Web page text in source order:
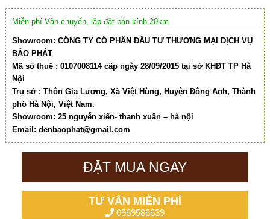
Miễn phí Vận chuyển, lắp đặt bán kính 20km
Showroom: CÔNG TY CỔ PHẦN ĐẦU TƯ THƯƠNG MẠI DỊCH VỤ
BẢO PHÁT
Mã số thuế : 0107008114 cấp ngày 28/09/2015 tại sở KHĐT TP Hà
Nội
Trụ sở : Thôn Gia Lương, Xã Việt Hùng, Huyện Đông Anh, Thành
phố Hà Nội, Việt Nam.
Showroom: 25 nguyễn xiển- thanh xuân – hà nội
Email: denbaophat@gmail.com
ĐẶT MUA NGAY
TƯ VẤN MIỄN PHÍ
0969586639